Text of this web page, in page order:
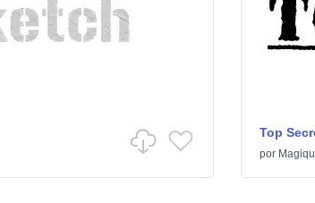
Top
por